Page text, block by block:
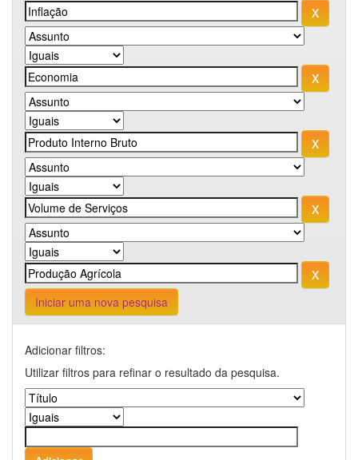
Iniciar uma nova pesquisa
Adicionar filtros:
Utilizar filtros para refinar o resultado da pesquisa.